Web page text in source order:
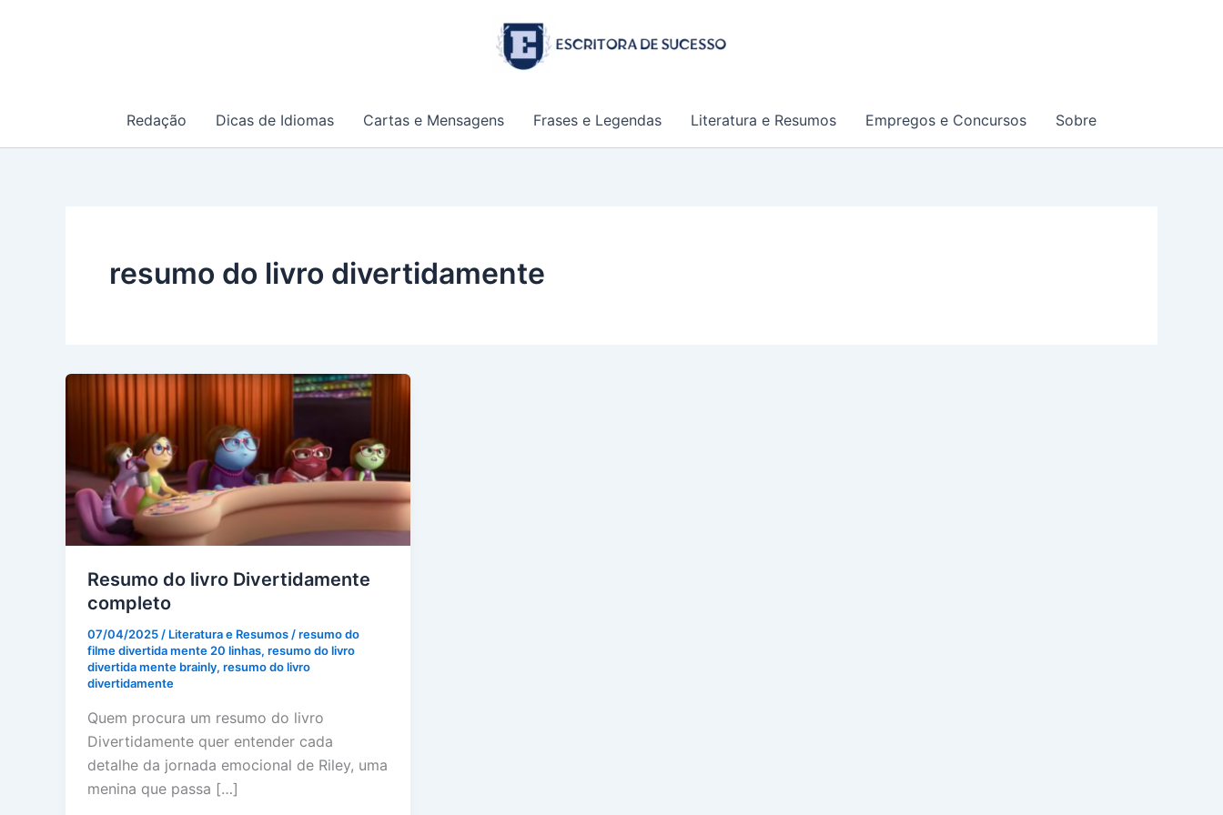
Redação Dicas de Idiomas Cartas e Mensagens Frases e Legendas Literatura e Resumos Empregos e Concursos Sobre
resumo do livro divertidamente
Resumo do livro Divertidamente
completo
07/04/2025/ Literatura e Resumos/resumo do
filme divertida mente 20 linhas, resumo do livro
divertida mente brainly, resumo do livro
divertidamente
Quem procura um resumo do livro
Divertidamente quer entender cada
detalhe da jornada emocional de Riley, uma
menina que passa […]